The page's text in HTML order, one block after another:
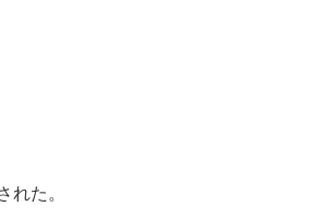
れた。